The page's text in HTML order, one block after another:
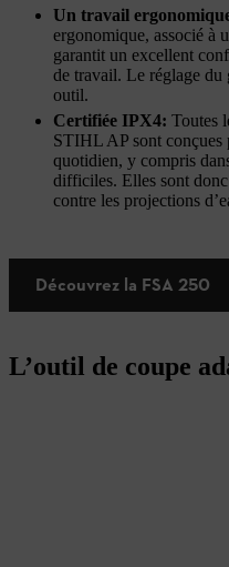
Un travail
ergonomique, associé à
garantit un excellent
de travail. Le réglage du
outil.
Certifiée IPX4: Toutes
STIHL AP sont conçues
quotidien, y compris
difficiles. Elles sont
contre les projections
Découvrez la FSA 250
L’outil de coupe